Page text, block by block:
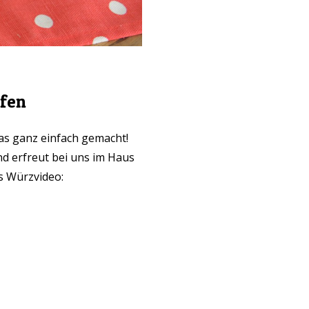
ganz einfach gemacht!
erfreut bei uns im Haus
Würzvideo: